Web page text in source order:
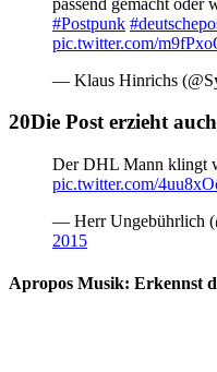
#Postpunk
pic.twitter.com/
— Klaus Hinrichs
Die Post erzieht auch
Der DHL Mann klingt
pic.twitter.com/
— Herr Ungebührlich
2015
Apropos Musik: Erkennst